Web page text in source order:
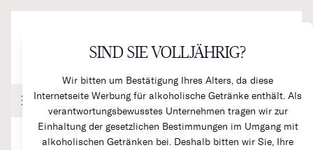
SIND SIE VOLLJÄHRIG?
Wir bitten um Bestätigung Ihres Alters, da diese
Internetseite Werbung für alkoholische Getränke enthält. Als
verantwortungsbewusstes Unternehmen tragen wir zur
Einhaltung der gesetzlichen Bestimmungen im Umgang mit
alkoholischen Getränken bei. Deshalb bitten wir Sie, Ihre
Handel & Gastronomie Kundenkonto Warenkorb